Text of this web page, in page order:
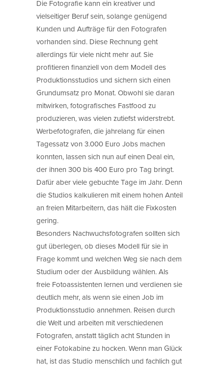
Die Fotografie kann ein kreativer und
vielseitiger Beruf sein, solange genügend
Kunden und Aufträge für den Fotografen
vorhanden sind. Diese Rechnung geht
allerdings für viele nicht mehr auf. Sie
profitieren finanziell von dem Modell des
Produktionsstudios und sichern sich einen
Grundumsatz pro Monat. Obwohl sie daran
mitwirken, fotografisches Fastfood zu
produzieren, was vielen zutiefst widerstrebt.
Werbefotografen, die jahrelang für einen
Tagessatz von 3.000 Euro Jobs machen
konnten, lassen sich nun auf einen Deal ein,
der ihnen 300 bis 400 Euro pro Tag bringt.
Dafür aber viele gebuchte Tage im Jahr. Denn
die Studios kalkulieren mit einem hohen Anteil
an freien Mitarbeitern, das hält die Fixkosten
gering.
Besonders Nachwuchsfotografen sollten sich
gut überlegen, ob dieses Modell für sie in
Frage kommt und welchen Weg sie nach dem
Studium oder der Ausbildung wählen. Als
freie Fotoassistenten lernen und verdienen sie
deutlich mehr, als wenn sie einen Job im
Produktionsstudio annehmen. Reisen durch
die Welt und arbeiten mit verschiedenen
Fotografen, anstatt täglich acht Stunden in
einer Fotokabine zu hocken. Wenn man Glück
hat, ist das Studio menschlich und fachlich gut